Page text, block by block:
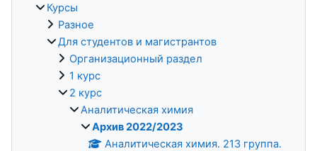
Курсы
Разное
Для студентов и магистрантов
Организационный раздел
1 курс
2 курс
Аналитическая химия
Архив 2022/2023
Аналитическая химия. 213 группа.